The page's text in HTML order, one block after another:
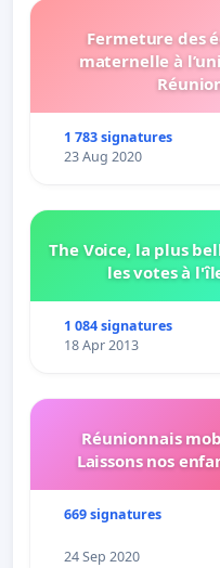
Fermeture des
maternelle à
1 783 signatures
23 Aug 2020
The Voice, la plus
les votes à
1 084 signatures
18 Apr 2013
Réunionnais
Laissons nos
669 signatures
24 Sep 2020